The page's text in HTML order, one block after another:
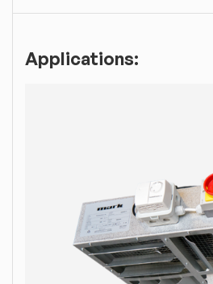
Applications: